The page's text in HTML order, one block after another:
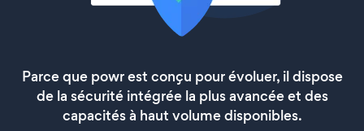
Parce que powr est conçu pour évoluer, il dispose
de la sécurité intégrée la plus avancée et des
capacités à haut volume disponibles.